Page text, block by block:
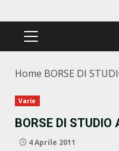
PRIMÄRES
Home BORSE DI
Varie
BORSE DI STUDIO
4 Aprile 2011